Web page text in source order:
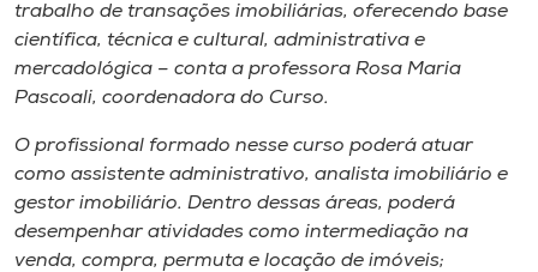
trabalho de transações imobiliárias, oferecendo base
científica, técnica e cultural, administrativa e
mercadológica – conta a professora Rosa Maria
Pascoali, coordenadora do Curso.
O profissional formado nesse curso poderá atuar
como assistente administrativo, analista imobiliário e
gestor imobiliário. Dentro dessas áreas, poderá
desempenhar atividades como intermediação na
venda, compra, permuta e locação de imóveis;